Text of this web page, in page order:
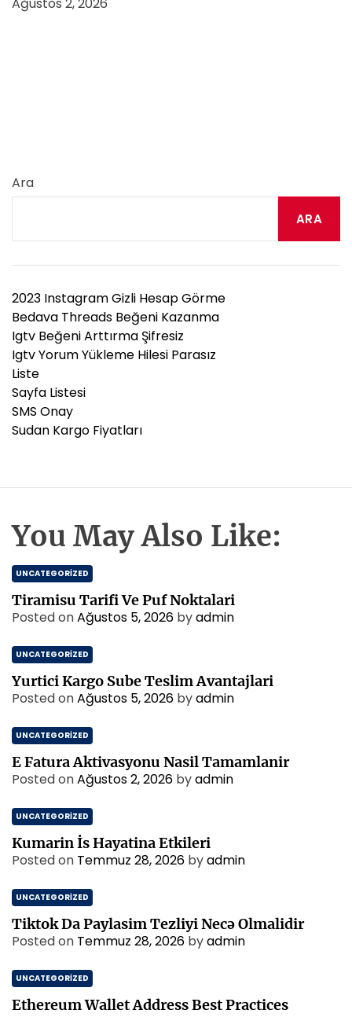
Ara
ARA
2023 Instagram Gizli Hesap Görme
Bedava Threads Beğeni Kazanma
Igtv Beğeni Arttırma Şifresiz
Igtv Yorum Yükleme Hilesi Parasız
Liste
Sayfa Listesi
SMS Onay
Sudan Kargo Fiyatları
You May Also Like:
UNCATEGORIZED
Tiramisu Tarifi Ve Puf Noktalari
Posted onAğustos 5, 2026 byadmin
UNCATEGORIZED
Yurtici Kargo Sube Teslim Avantajlari
Posted onAğustos 5, 2026 byadmin
UNCATEGORIZED
E Fatura Aktivasyonu Nasil Tamamlanir
Posted onAğustos 2, 2026 byadmin
UNCATEGORIZED
Kumarin İs Hayatina Etkileri
Posted on Temmuz 28, 2026 byadmin
UNCATEGORIZED
Tiktok Da Paylasim Tezliyi Necə Olmalidir
Posted on Temmuz 28, 2026 byadmin
UNCATEGORIZED
Ethereum Wallet Address Best Practices